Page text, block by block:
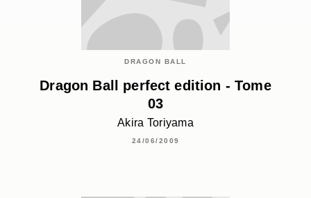
DRAGON BALL
Dragon Ball perfect edition - Tome
03
Akira Toriyama
24/06/2009